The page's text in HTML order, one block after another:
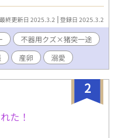
日々に耐えきれなくなっ
ならお前の理想の美形と
の言葉を真に受けたヌジ
していたヌジャンの幼馴
しい笑みを浮かべている
(ファンタジー/不器用ク
性妊娠/産卵/溺愛/ハッピ
最終更新日 2025.3.2 登録日 2025.3.2
不器用クズ×猪突一途
産卵 溺愛
2
た！